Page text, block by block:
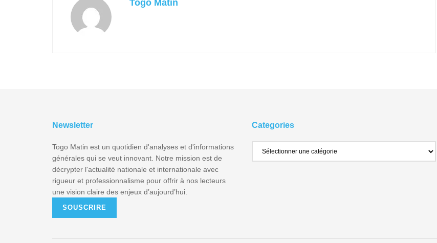
Togo Matin
Newsletter
Togo Matin est un quotidien d'analyses et d'informations
générales qui se veut innovant. Notre mission est de
décrypter l'actualité nationale et internationale avec
rigueur et professionnalisme pour offrir à nos lecteurs
une vision claire des enjeux d’aujourd’hui.
SOUSCRIRE
Categories